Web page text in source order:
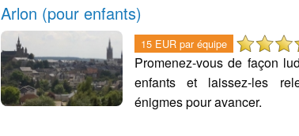
Arlon (pour enfants)
15 EUR par équipe
Promenez-vous de façon
enfants et laissez-les
énigmes pour avancer.